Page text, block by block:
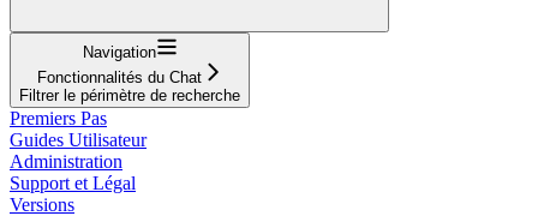
Navigation
Fonctionnalités du Chat
Filtrer le périmètre de recherche
Premiers Pas
Guides Utilisateur
Administration
Support et Légal
Versions